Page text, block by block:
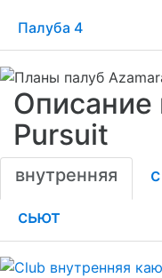
Палуба 4
Описание
Pursuit
внутренняя
сьют